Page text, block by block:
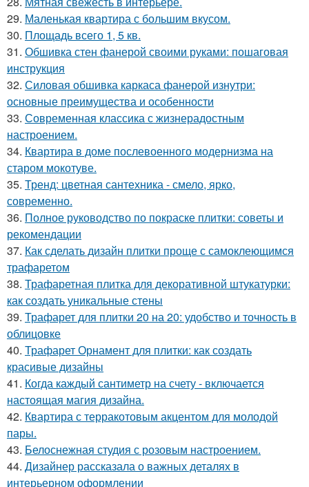
29. Маленькая квартира с большим вкусом.
30. Площадь всего 1, 5 кв.
31. Обшивка стен фанерой своими руками: пошаговая
инструкция
32. Силовая обшивка каркаса фанерой изнутри:
основные преимущества и особенности
33. Современная классика с жизнерадостным
настроением.
34. Квартира в доме послевоенного модернизма на
старом мокотуве.
35. Тренд: цветная сантехника - смело, ярко,
современно.
36. Полное руководство по покраске плитки: советы и
рекомендации
37. Как сделать дизайн плитки проще с самоклеющимся
трафаретом
38. Трафаретная плитка для декоративной штукатурки:
как создать уникальные стены
39. Трафарет для плитки 20 на 20: удобство и точность в
облицовке
40. Трафарет Орнамент для плитки: как создать
красивые дизайны
41. Когда каждый сантиметр на счету - включается
настоящая магия дизайна.
42. Квартира с терракотовым акцентом для молодой
пары.
43. Белоснежная студия с розовым настроением.
44. Дизайнер рассказала о важных деталях в
интерьерном оформлении